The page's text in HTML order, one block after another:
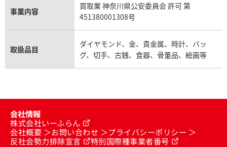
事業内容
買取業 神奈川県公安委員会 許可 第
451380001308号
取扱品目
ダイヤモンド、金、貴金属、時計、バッ
グ、切手、古銭、食器、骨董品、絵画等
会社情報
株式会社いーふらん
会社概要
お問い合わせ
プライバシーポリシー
反社会勢力排除宣言
特別国際種事業者番号